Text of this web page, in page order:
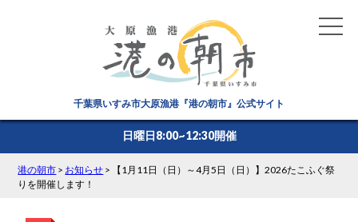
千葉県いすみ市大原漁港『港の朝市』公式サイト
日曜日8:00~12:30開催
港の朝市 > お知らせ >
【1月11日（日）～4月5日（日）】2026たこふぐ祭
りを開催します！